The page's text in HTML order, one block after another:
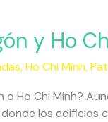
y Ho
,Ho Chi Minh,
o Ho Chi Minh?
los edificios